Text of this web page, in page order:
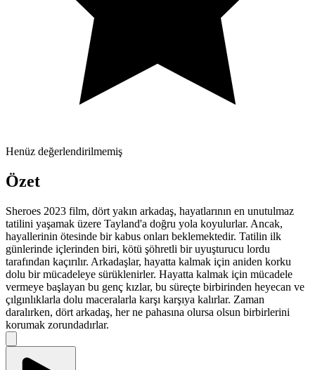
Henüz değerlendirilmemiş
Özet
Sheroes 2023 film, dört yakın arkadaş, hayatlarının en unutulmaz
tatilini yaşamak üzere Tayland'a doğru yola koyulurlar. Ancak,
hayallerinin ötesinde bir kabus onları beklemektedir. Tatilin ilk
günlerinde içlerinden biri, kötü şöhretli bir uyuşturucu lordu
tarafından kaçırılır. Arkadaşlar, hayatta kalmak için aniden korku
dolu bir mücadeleye sürüklenirler. Hayatta kalmak için mücadele
vermeye başlayan bu genç kızlar, bu süreçte birbirinden heyecan ve
çılgınlıklarla dolu maceralarla karşı karşıya kalırlar. Zaman
daralırken, dört arkadaş, her ne pahasına olursa olsun birbirlerini
korumak zorundadırlar.